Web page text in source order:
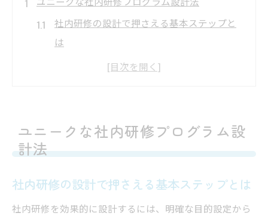
社内研修の設計で押さえる基本ステップと
は
ユニークな社内研修アイデア発想のヒント
ぐコツ
創造性あふれる社内研修アイデア集
社内研修アイデアで注目すべき最新トレン
ユニークな社内研修プログラム設
計法
社内研修の設計で押さえる基本ステップとは
社内研修を効果的に設計するには、明確な目的設定から